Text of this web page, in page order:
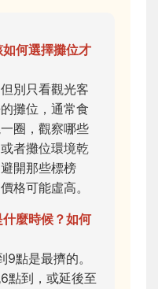
何選擇攤位才
別只看觀光客
攤位，通常食
圈，觀察哪些
者攤位環境乾
開那些標榜
格可能虛高。
麼時候？如何
點是最擠的。
點到，或延後至